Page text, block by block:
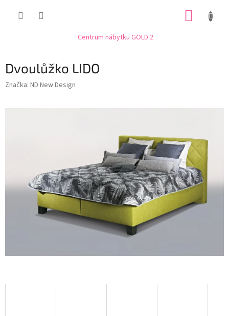
Centrum nábytku GOLD 2
Dvoulůžko LIDO
Značka: ND New Design